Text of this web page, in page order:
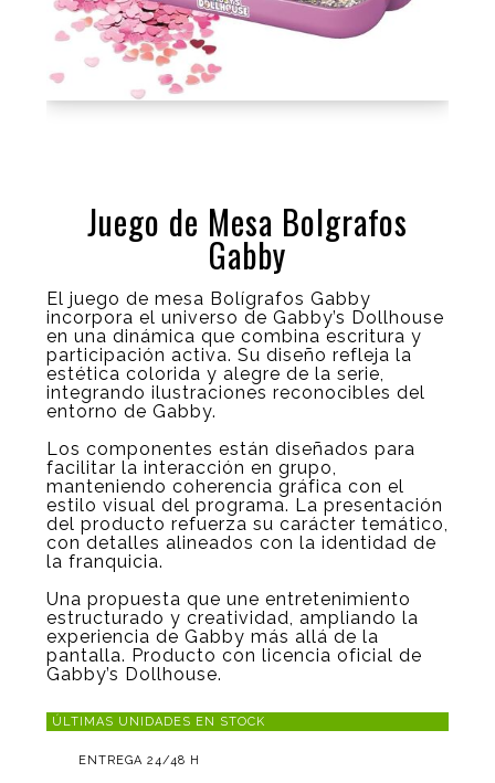
Juego de Mesa Bolgrafos
Gabby
El juego de mesa Bolígrafos Gabby
incorpora el universo de Gabby’s Dollhouse
en una dinámica que combina escritura y
participación activa. Su diseño refleja la
estética colorida y alegre de la serie,
integrando ilustraciones reconocibles del
entorno de Gabby.
Los componentes están diseñados para
facilitar la interacción en grupo,
manteniendo coherencia gráfica con el
estilo visual del programa. La presentación
del producto refuerza su carácter temático,
con detalles alineados con la identidad de
la franquicia.
Una propuesta que une entretenimiento
estructurado y creatividad, ampliando la
experiencia de Gabby más allá de la
pantalla. Producto con licencia oficial de
Gabby’s Dollhouse.
ÚLTIMAS UNIDADES EN STOCK
ENTREGA 24/48 H